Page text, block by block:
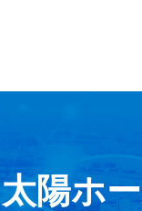
太陽ホ